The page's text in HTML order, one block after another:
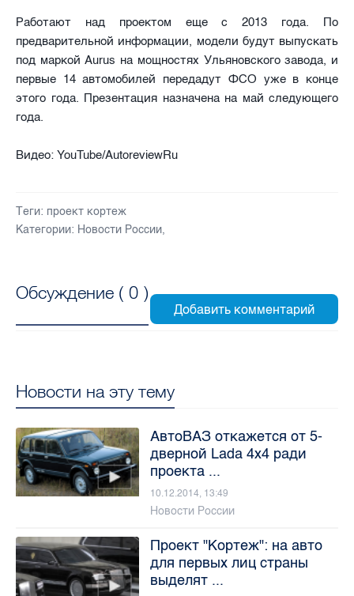
Работают над проектом еще с 2013 года. По
предварительной информации, модели будут выпускать
под маркой Aurus на мощностях Ульяновского завода, и
первые 14 автомобилей передадут ФСО уже в конце
этого года. Презентация назначена на май следующего
года.
Видео: YouTube/AutoreviewRu
Теги: проект кортеж
Категории: Новости России,
Обсуждение ( 0 )
Новости на эту тему
АвтоВАЗ откажется от 5-
дверной Lada 4x4 ради
проекта ...
10.12.2014, 13:49
Новости России
Проект "Кортеж": на авто
для первых лиц страны
выделят ...